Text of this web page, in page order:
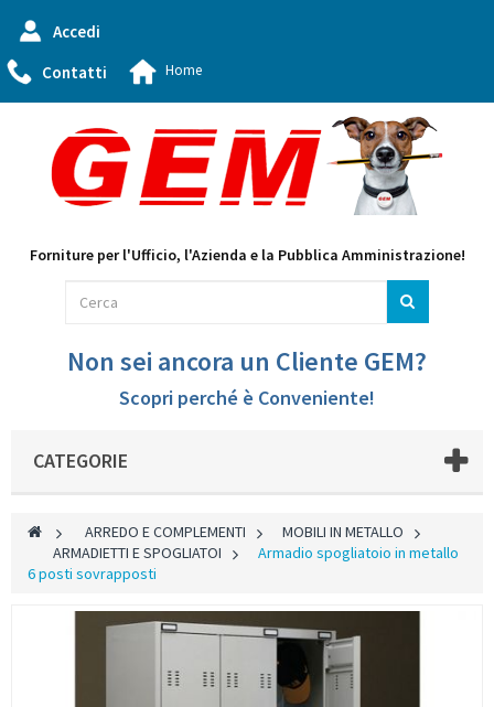
Accedi
Contatti
Home
Forniture per l'Ufficio, l'Azienda e la Pubblica Amministrazione!
Non sei ancora un Cliente GEM?
Scopri perché è Conveniente!
CATEGORIE
> ARREDO E COMPLEMENTI >
MOBILI IN METALLO
ARMADIETTI E SPOGLIATOI >
Armadio spogliatoio in metallo
6 posti sovrapposti